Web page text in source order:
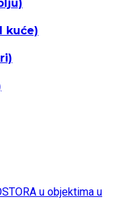
kuće)
u objektima u